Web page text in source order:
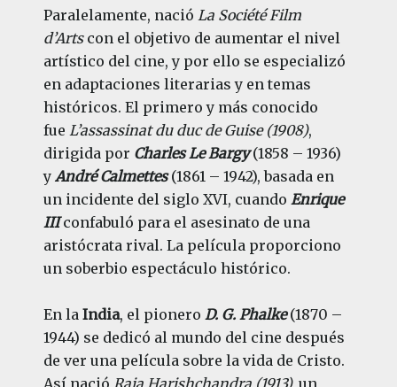
Paralelamente, nació La Société Film
d’Artscon el objetivo de aumentar el nivel
artístico del cine, y por ello se especializó
en adaptaciones literarias y en temas
históricos. El primero y más conocido
fue L’assassinat du duc de Guise (1908),
dirigida por Charles Le Bargy(1858 – 1936)
y André Calmettes(1861 – 1942), basada en
un incidente del siglo XVI, cuando Enrique
IIIconfabuló para el asesinato de una
aristócrata rival. La película proporciono
un soberbio espectáculo histórico.
En la India, el pionero D. G. Phalke(1870 –
1944) se dedicó al mundo del cine después
de ver una película sobre la vida de Cristo.